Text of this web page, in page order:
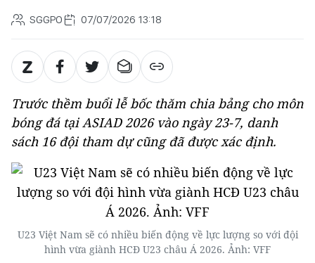
SGGPO 07/07/2026 13:18
Trước thềm buổi lễ bốc thăm chia bảng cho môn
bóng đá tại ASIAD 2026 vào ngày 23-7, danh
sách 16 đội tham dự cũng đã được xác định.
U23 Việt Nam sẽ có nhiều biến động về lực lượng so với đội
hình vừa giành HCĐ U23 châu Á 2026. Ảnh: VFF